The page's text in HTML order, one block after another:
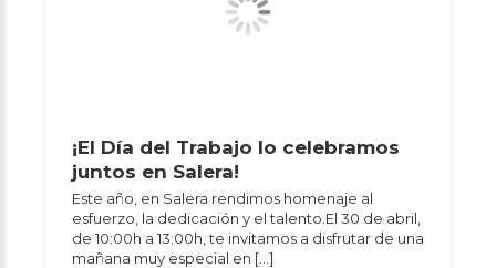
¡El Día del Trabajo lo celebramos
juntos en Salera!
Este año, en Salera rendimos homenaje al
esfuerzo, la dedicación y el talento.El 30 de abril,
de 10:00h a 13:00h, te invitamos a disfrutar de una
mañana muy especial en […]